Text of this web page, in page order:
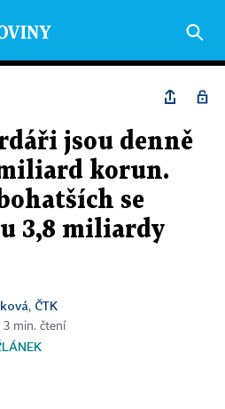
jsou denně
korun.
se
3,8 miliardy
, ČTK
3 min. čtení